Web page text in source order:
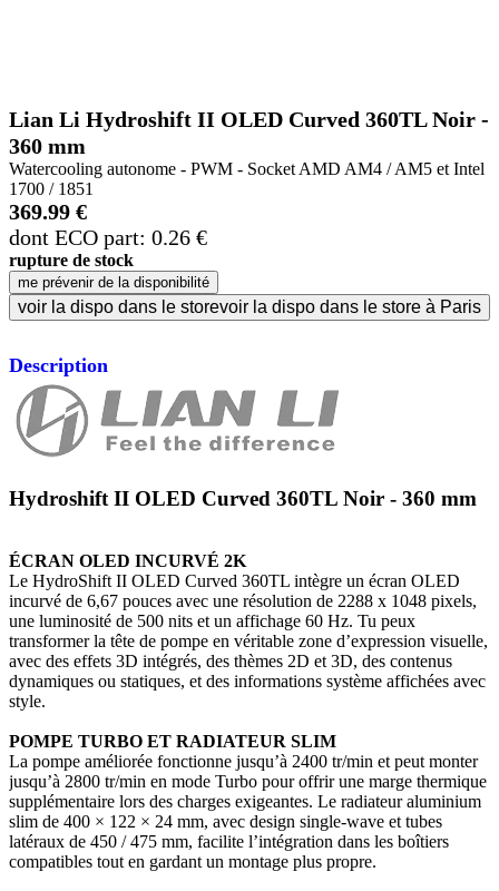
Lian Li Hydroshift II OLED Curved 360TL Noir -
360 mm
Watercooling autonome - PWM - Socket AMD AM4 / AM5 et Intel
1700 / 1851
369.99 €
dont ECO part: 0.26 €
rupture de stock
me prévenir de la disponibilité
voir la dispo dans le storevoir la dispo dans le store à Paris
Description
Hydroshift II OLED Curved 360TL Noir - 360 mm
ÉCRAN OLED INCURVÉ 2K
Le HydroShift II OLED Curved 360TL intègre un écran OLED
incurvé de 6,67 pouces avec une résolution de 2288 x 1048 pixels,
une luminosité de 500 nits et un affichage 60 Hz. Tu peux
transformer la tête de pompe en véritable zone d’expression visuelle,
avec des effets 3D intégrés, des thèmes 2D et 3D, des contenus
dynamiques ou statiques, et des informations système affichées avec
style.
POMPE TURBO ET RADIATEUR SLIM
La pompe améliorée fonctionne jusqu’à 2400 tr/min et peut monter
jusqu’à 2800 tr/min en mode Turbo pour offrir une marge thermique
supplémentaire lors des charges exigeantes. Le radiateur aluminium
slim de 400 × 122 × 24 mm, avec design single-wave et tubes
latéraux de 450 / 475 mm, facilite l’intégration dans les boîtiers
compatibles tout en gardant un montage plus propre.